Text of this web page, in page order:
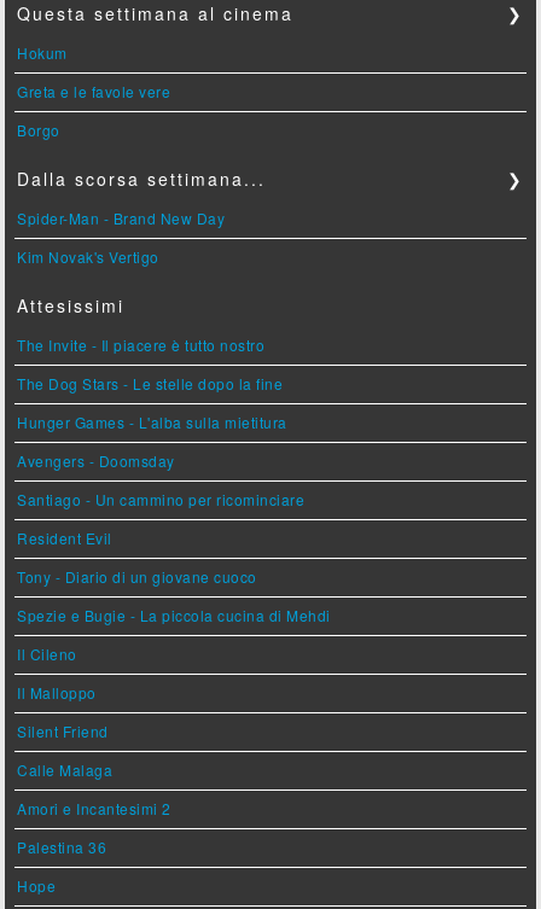
Questa settimana al cinema ❯
Hokum
Greta e le favole vere
Borgo
Dalla scorsa settimana... ❯
Spider-Man - Brand New Day
Kim Novak's Vertigo
Attesissimi
The Invite - Il piacere è tutto nostro
The Dog Stars - Le stelle dopo la fine
Hunger Games - L'alba sulla mietitura
Avengers - Doomsday
Santiago - Un cammino per ricominciare
Resident Evil
Tony - Diario di un giovane cuoco
Spezie e Bugie - La piccola cucina di Mehdi
Il Cileno
Il Malloppo
Silent Friend
Calle Malaga
Amori e Incantesimi 2
Palestina 36
Hope